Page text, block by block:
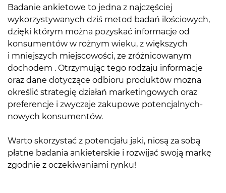
Badanie ankietowe to jedna z najczęściej
wykorzystywanych dziś metod badań ilościowych,
dzięki którym można pozyskać informacje od
konsumentów w rożnym wieku, z większych
i mniejszych miejscowości, ze zróżnicowanym
dochodem . Otrzymując tego rodzaju informacje
oraz dane dotyczące odbioru produktów można
określić strategię działań marketingowych oraz
preferencje i zwyczaje zakupowe potencjalnych-
nowych konsumentów.
Warto skorzystać z potencjału jaki, niosą za sobą
płatne badania ankieterskie i rozwijać swoją markę
zgodnie z oczekiwaniami rynku!